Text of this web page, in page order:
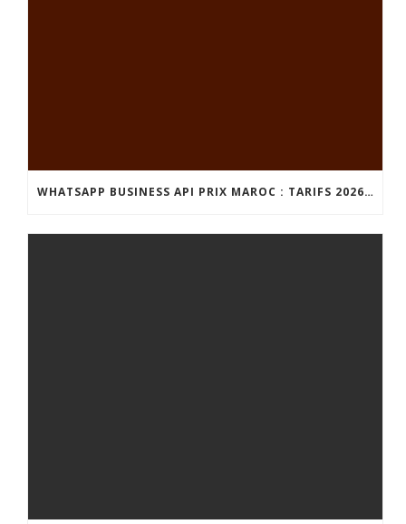
WHATSAPP BUSINESS API PRIX MAROC : TARIFS 2026 ET GUIDE COMPLET